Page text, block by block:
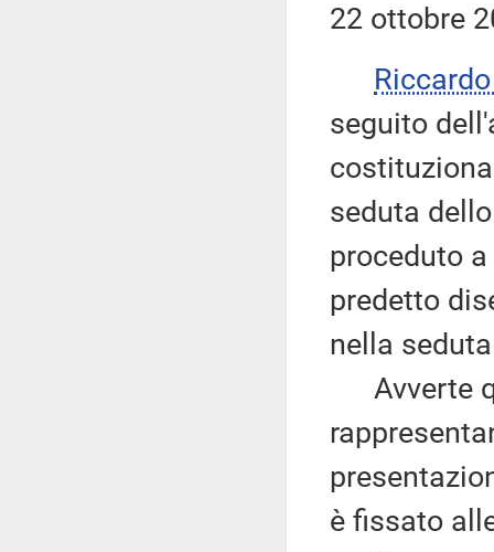
22 ottobre
Riccardo
seguito
seduta
proceduto
predetto
nella
Avverte
è fissato